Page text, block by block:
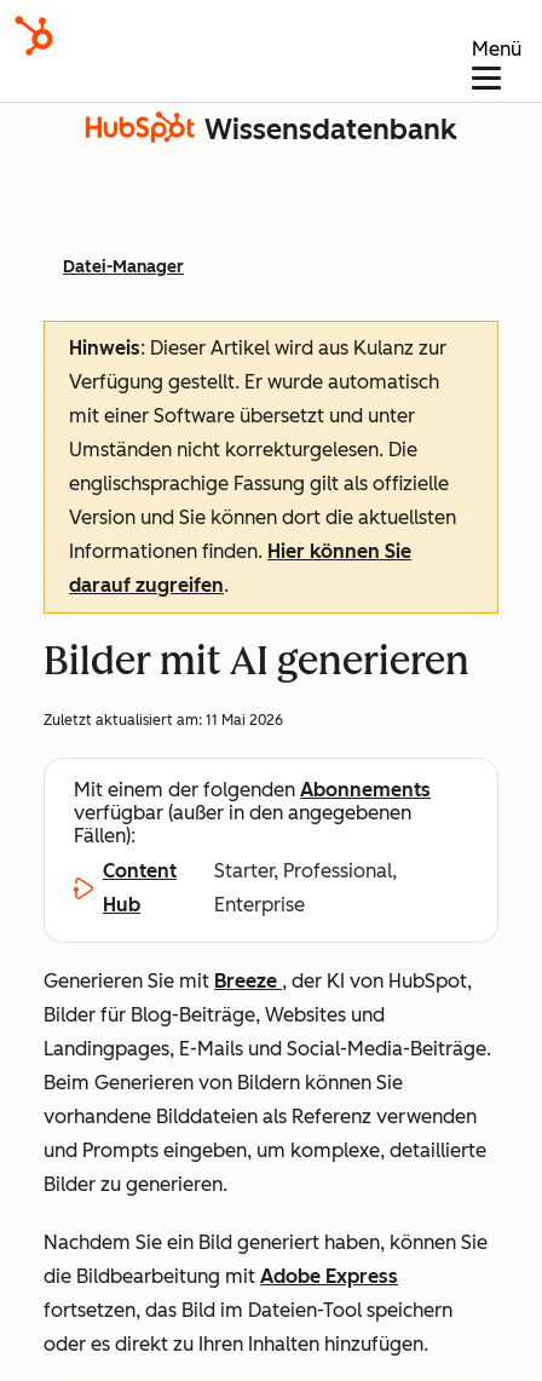
Menü
Wissensdatenbank
Datei-Manager
Hinweis: Dieser Artikel wird aus Kulanz zur
Verfügung gestellt. Er wurde automatisch
mit einer Software übersetzt und unter
Umständen nicht korrekturgelesen. Die
englischsprachige Fassung gilt als offizielle
Version und Sie können dort die aktuellsten
Informationen finden. Hier können Sie
darauf zugreifen.
Bilder mit AI generieren
Zuletzt aktualisiert am: 11 Mai 2026
Mit einem der folgenden Abonnements
verfügbar (außer in den angegebenen
Fällen):
Content
Hub
Starter, Professional,
Enterprise
Generieren Sie mit Breeze , der KI von HubSpot,
Bilder für Blog-Beiträge, Websites und
Landingpages, E-Mails und Social-Media-Beiträge.
Beim Generieren von Bildern können Sie
vorhandene Bilddateien als Referenz verwenden
und Prompts eingeben, um komplexe, detaillierte
Bilder zu generieren.
Nachdem Sie ein Bild generiert haben, können Sie
die Bildbearbeitung mit Adobe Express
fortsetzen, das Bild im Dateien-Tool speichern
oder es direkt zu Ihren Inhalten hinzufügen.